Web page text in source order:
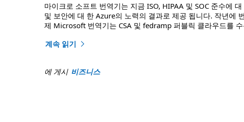
마이크로 소프트 번역기는 지금 ISO, HIPAA 및 SOC 준수에
및 보안에 대 한 Azure의 노력의 결과로 제공 됩니다. 작년에
제 Microsoft 번역기는 CSA 및 fedramp 퍼블릭 클라우드를
계속 읽기
"마이크로소프트 번역기는 이제 귀하의 요구를 충족 하기 위
에 게시 비즈니스